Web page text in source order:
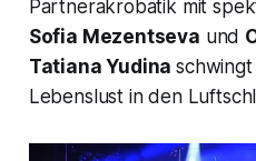
Partnerakrobatik mit
Sofia Mezentseva und
Tatiana Yudinaschwingt
Lebenslust in den